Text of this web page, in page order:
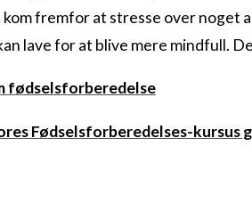
kom fremfor at stresse over noget
lave for at blive mere mindfull.
fødselsforberedelse
Fødselsforberedelses-kursus